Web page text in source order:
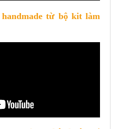
từ bộ kit làm